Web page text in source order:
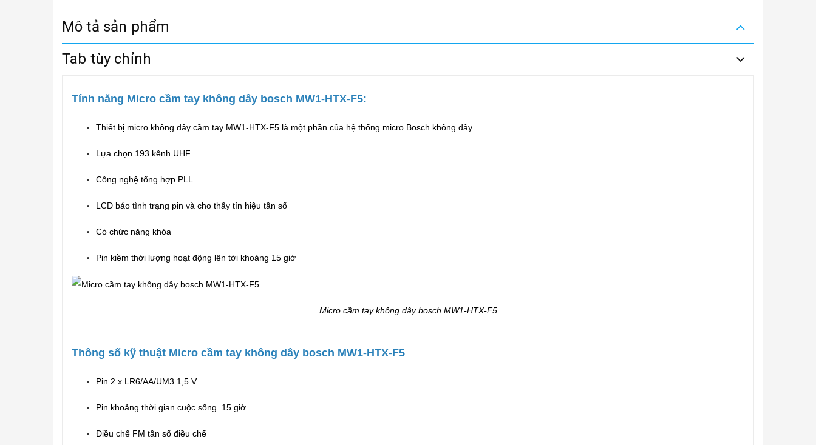
Mô tả sản phẩm
Tab tùy chỉnh
Tính năng Micro cầm tay không dây bosch MW1-HTX-F5:
Thiết bị micro không dây cầm tay MW1-HTX-F5 là một phần của hệ thống micro Bosch không dây.
Lựa chọn 193 kênh UHF
Công nghệ tổng hợp PLL
LCD báo tình trạng pin và cho thấy tín hiệu tần số
Có chức năng khóa
Pin kiềm thời lượng hoạt động lên tới khoảng 15 giờ
Micro cầm tay không dây bosch MW1-HTX-F5
Thông số kỹ thuật Micro cầm tay không dây bosch MW1-HTX-F5
Pin 2 x LR6/AA/UM3 1,5 V
Pin khoảng thời gian cuộc sống. 15 giờ
Điều chế FM tần số điều chế